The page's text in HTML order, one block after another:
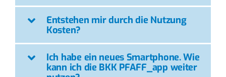
Entstehen mir durch die Nutzung
Kosten?
Ich habe ein neues Smartphone. Wie
kann ich die BKK PFAFF_app weiter